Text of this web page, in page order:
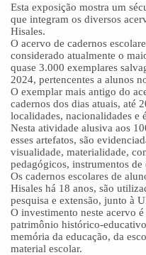
Esta exposição mostra um
que integram os diversos
Hisales.
O acervo de cadernos
considerado atualmente o
quase 3.000 exemplares
2024, pertencentes a alunos
O exemplar mais antigo do
cadernos dos dias atuais, até
localidades, nacionalidades e
Nesta atividade alusiva aos
esses artefatos, são
visualidade, materialidade,
pedagógicos, instrumentos de
Os cadernos escolares de
Hisales há 18 anos, são
pesquisa e extensão, junto à
O investimento neste acervo
patrimônio histórico-
memória da educação, da
material escolar.